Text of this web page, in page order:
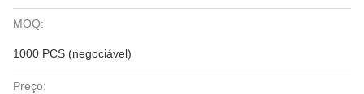
MOQ:
1000 PCS (negociável)
Preço: